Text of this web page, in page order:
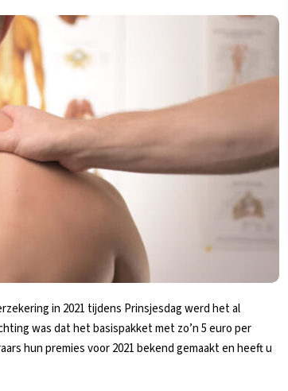
in 2021 tijdens Prinsjesdag werd het al
was dat het basispakket met zo’n 5 euro per
hun premies voor 2021 bekend gemaakt en heeft u